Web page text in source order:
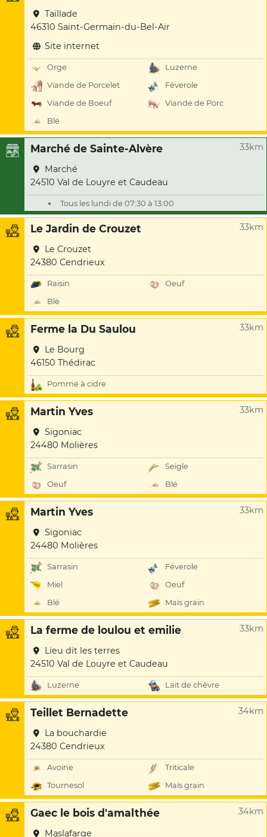
Taillade
46310 Saint-Germain-du-Bel-Air
Site internet
Orge
Luzerne
Viande de Porcelet
Féverole
Viande de Boeuf
Viande de Porc
Blé
Marché de Sainte-Alvère 33km
Marché
24510 Val de Louyre et Caudeau
Tous les lundi de 07:30 à 13:00
Le Jardin de Crouzet 33km
Le Crouzet
24380 Cendrieux
Raisin
Oeuf
Blé
Ferme la Du Saulou 33km
Le Bourg
46150 Thédirac
Pomme à cidre
Martin Yves 33km
Sigoniac
24480 Molières
Sarrasin
Seigle
Oeuf
Blé
Martin Yves 33km
Sigoniac
24480 Molières
Sarrasin
Féverole
Miel
Oeuf
Blé
Maïs grain
La ferme de loulou et emilie 33km
Lieu dit les terres
24510 Val de Louyre et Caudeau
Luzerne Lait de chèvre
Teillet Bernadette 34km
La bouchardie
24380 Cendrieux
Avoine
Triticale
Tournesol
Maïs grain
Gaec le bois d'amalthée 34km
Maslafarge